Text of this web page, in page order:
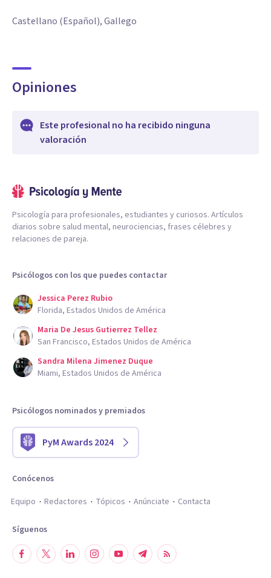
Castellano (Español), Gallego
Opiniones
Este profesional no ha recibido ninguna
valoración
Psicología para profesionales, estudiantes y curiosos. Artículos
diarios sobre salud mental, neurociencias, frases célebres y
relaciones de pareja.
Psicólogos con los que puedes contactar
Jessica Perez Rubio
Florida, Estados Unidos de América
Maria De Jesus Gutierrez Tellez
San Francisco, Estados Unidos de América
Sandra Milena Jimenez Duque
Miami, Estados Unidos de América
Psicólogos nominados y premiados
PyM Awards 2024
Conócenos
Equipo
Redactores Tópicos Anúnciate Contacta
Síguenos